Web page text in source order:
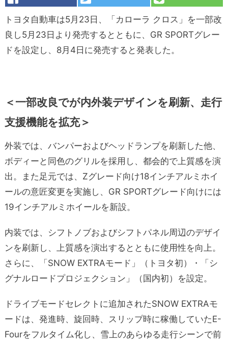
トヨタ自動車は5月23日、「カローラ クロス」を一部改
良し5月23日より発売するとともに、GR SPORTグレー
ドを設定し、8月4日に発売すると発表した。
＜一部改良でが内外装デザインを刷新、走行
支援機能を拡充＞
外装では、バンパーおよびヘッドランプを刷新した他、
ボディーと同色のグリルを採用し、都会的で上質感を演
出。また足元では、Zグレード向け18インチアルミホイ
ールの意匠変更を実施し、GR SPORTグレード向けには
19インチアルミホイールを新設。
内装では、シフトノブおよびシフトパネル周辺のデザイ
ンを刷新し、上質感を演出するとともに使用性を向上。
さらに、「SNOW EXTRAモード」（トヨタ初）・「シ
グナルロードプロジェクション」（国内初）を設定。
ドライブモードセレクトに追加されたSNOW EXTRAモ
ードは、発進時、旋回時、スリップ時に稼働していたE-
Fourをフルタイム化し、雪上のあらゆる走行シーンで前